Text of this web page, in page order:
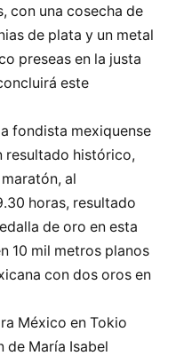
con una cosecha de
de plata y un metal
preseas en la justa
este
fondista mexiquense
resultado histórico,
al
horas, resultado
de oro en esta
10 mil metros planos
con dos oros en
México en Tokio
de María Isabel